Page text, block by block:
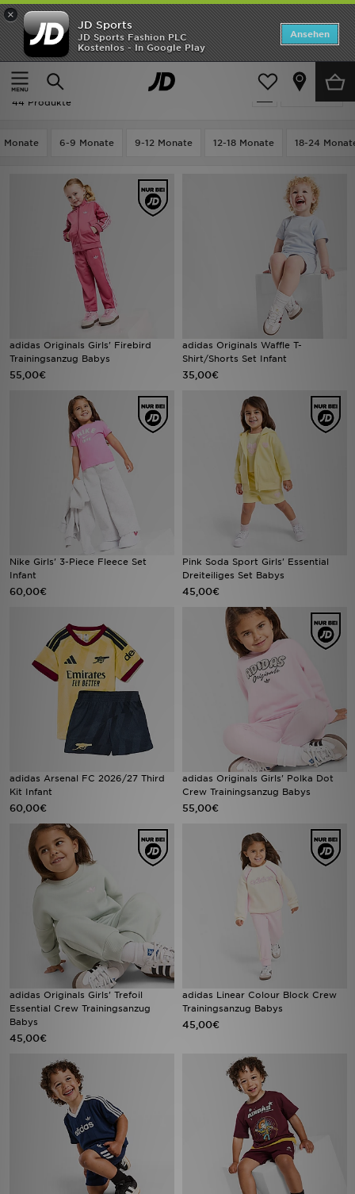
×
JD Sports
JD Sports Fashion PLC
Kostenlos - In Google Play
Ansehen
Startseite
Kinder Babykleidung (0-3 Jahre)
verfeinern
Kinder - Babykleidung (0-3 Jahre)
44 Produkte
Monate 6-9 Monate 9-12 Monate 12-18 Monate 18-24
adidas Originals Girls' Firebird
Trainingsanzug Babys
55,00€
adidas Originals Waffle T-
Shirt/Shorts Set Infant
35,00€
Nike Girls' 3-Piece Fleece Set
Infant
60,00€
Pink Soda Sport Girls' Essential
Dreiteiliges Set Babys
45,00€
adidas Arsenal FC 2026/27 Third
Kit Infant
60,00€
adidas Originals Girls' Polka Dot
Crew Trainingsanzug Babys
55,00€
adidas Originals Girls' Trefoil
Essential Crew Trainingsanzug
Babys
45,00€
adidas Linear Colour Block Crew
Trainingsanzug Babys
45,00€
Startseite
ANGEBOTE
Marken
JD Exklusives
Fußball
Lade Die APP
Geschenkkarte
Filialfinder
Meine Nachrichten
Hilfe & Kontakt
Trending Styles